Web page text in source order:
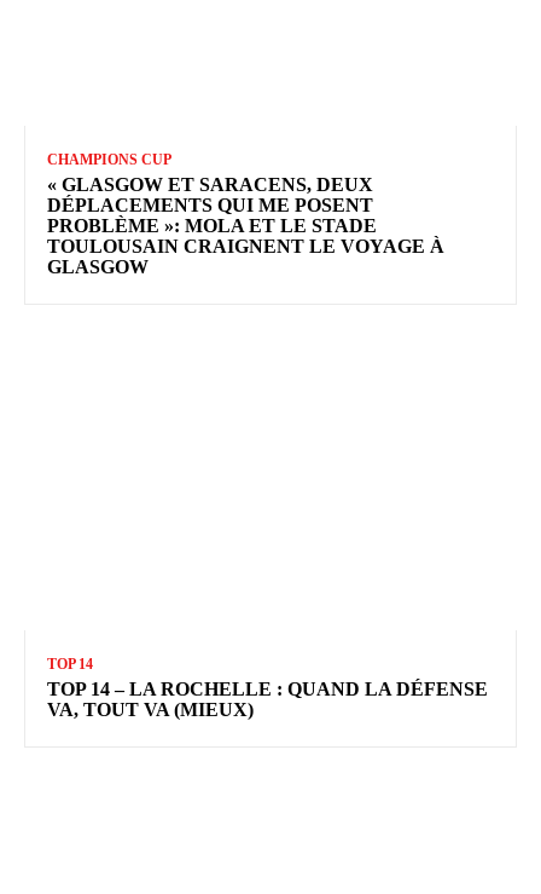
CHAMPIONS CUP
« GLASGOW ET SARACENS, DEUX
DÉPLACEMENTS QUI ME POSENT
PROBLÈME »: MOLA ET LE STADE
TOULOUSAIN CRAIGNENT LE VOYAGE À
GLASGOW
TOP 14
TOP 14 – LA ROCHELLE : QUAND LA DÉFENSE
VA, TOUT VA (MIEUX)